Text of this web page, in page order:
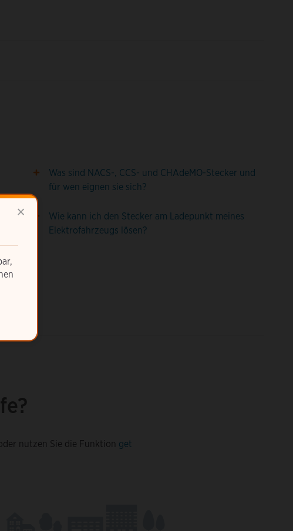
×
Was sind NACS-, CCS- und CHAdeMO-Stecker und
für wen eignen sie sich?
Wie kann ich den Stecker am Ladepunkt meines
Elektrofahrzeugs lösen?
nutzen Sie die Funktion get